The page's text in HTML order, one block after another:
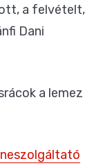
a felvételt,
Dani
a lemez